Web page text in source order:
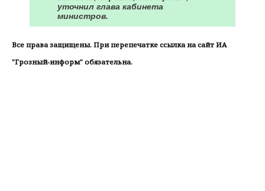
уточнил глава кабинета
министров.
Все права защищены. При перепечатке ссылка на сайт ИА
"Грозный-информ" обязательна.